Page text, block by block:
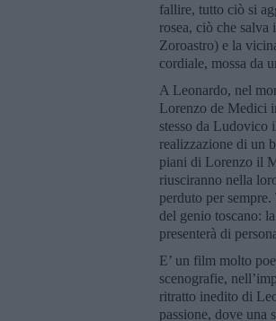
fallire, tutto ciò si
rosea, ciò che salva
Zoroastro) e la
cordiale, mossa da
A Leonardo, nel
Lorenzo de Medici
stesso da Ludovico
realizzazione di un
piani di Lorenzo il
riusciranno nella
perduto per
del genio toscano:
presenterà di
E’ un film molto
scenografie,
ritratto inedito di
passione, dove una